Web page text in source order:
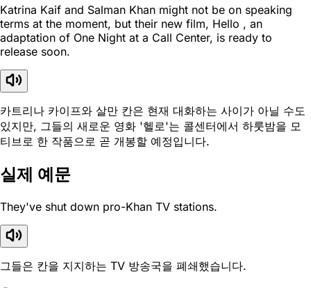
Katrina Kaif and Salman Khan might not be on speaking
terms at the moment, but their new film, Hello , an
adaptation of One Night at a Call Center, is ready to
release soon.
카트리나 카이프와 살만 칸은 현재 대화하는 사이가 아닐 수도
있지만, 그들의 새로운 영화 '헬로'는 콜센터에서 하룻밤을 모
티브로 한 작품으로 곧 개봉할 예정입니다.
실제 예문
They've shut down pro-Khan TV stations.
그들은 칸을 지지하는 TV 방송국을 폐쇄했습니다.